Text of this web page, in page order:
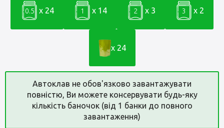
0.5 x 24 1 x 14 2 x 3 3 x 2
x 24
Автоклав не обов'язково завантажувати
повністю, Ви можете консервувати будь-яку
кількість баночок (від 1 банки до повного
завантаження)